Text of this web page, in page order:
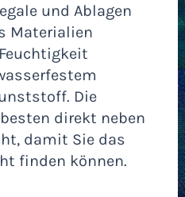
und Ablagen
Materialien
Die
direkt neben
damit Sie das
finden können.